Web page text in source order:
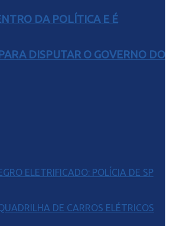
DA POLÍTICA E É
DISPUTAR O GOVERNO DO